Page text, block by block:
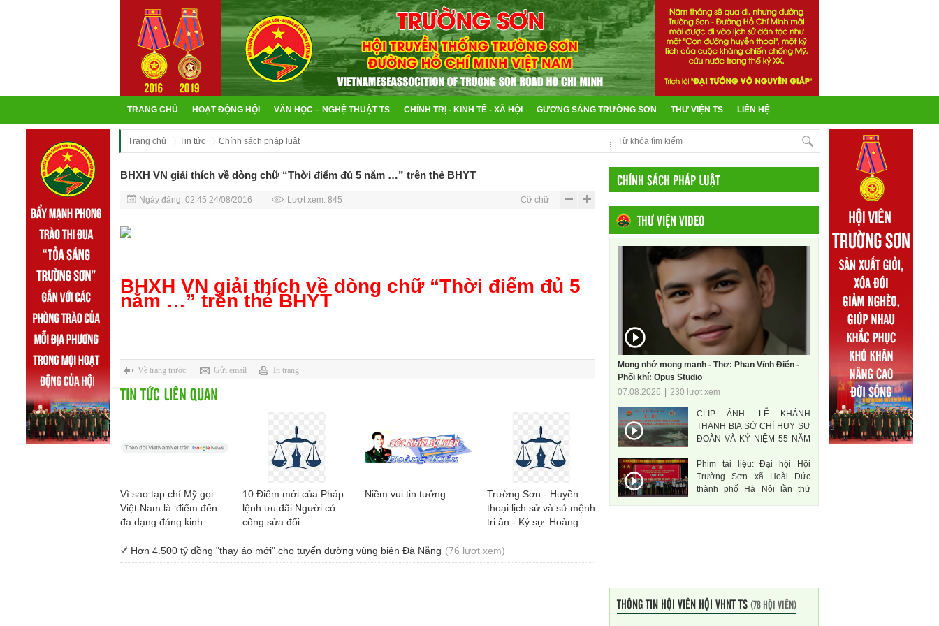
TRANG CHỦ HOẠT ĐỘNG HỘI VĂN HỌC – NGHỆ THUẬT TS CHÍNH TRỊ - KINH TẾ - XÃ HỘI GƯƠNG SÁNG TRƯỜNG SƠN THƯ VIỆN TS LIÊN HỆ
Trang chủ Tin tức Chính sách pháp luật
BHXH VN giải thích về dòng chữ “Thời điểm đủ 5 năm …” trên thẻ BHYT
Ngày đăng: 02:45 24/08/2016 Lượt xem: 845 Cỡ chữ
BHXH VN giải thích về dòng chữ “Thời điểm đủ 5
năm …” trên thẻ BHYT
Về trang trước Gửi email In trang
TIN TỨC LIÊN QUAN
Vì sao tạp chí Mỹ gọi
Việt Nam là ‘điểm đến
đa dạng đáng kinh
10 Điểm mới của Pháp
lệnh ưu đãi Người có
công sửa đổi
Niềm vui tin tưởng
Trường Sơn - Huyền
thoại lịch sử và sứ mệnh
tri ân - Ký sự: Hoàng
Hơn 4.500 tỷ đồng "thay áo mới" cho tuyến đường vùng biên Đà Nẵng (76 lượt xem)
CHÍNH SÁCH PHÁP LUẬT
THƯ VIỆN VIDEO
Mong nhớ mong manh - Thơ: Phan Vĩnh Điển -
Phối khí: Opus Studio
07.08.2026
230 lượt xem
CLIP ẢNH .LỄ KHÁNH
THÀNH BIA SỞ CHỈ HUY SƯ
ĐOÀN VÀ KỶ NIỆM 55 NĂM
ANH HÙNG
Phim tài liệu: Đại hội Hội
Trường Sơn xã Hoài Đức
thành phố Hà Nội lần thứ
THÔNG TIN HỘI VIÊN HỘI VHNT TS(78 HỘI VIÊN)